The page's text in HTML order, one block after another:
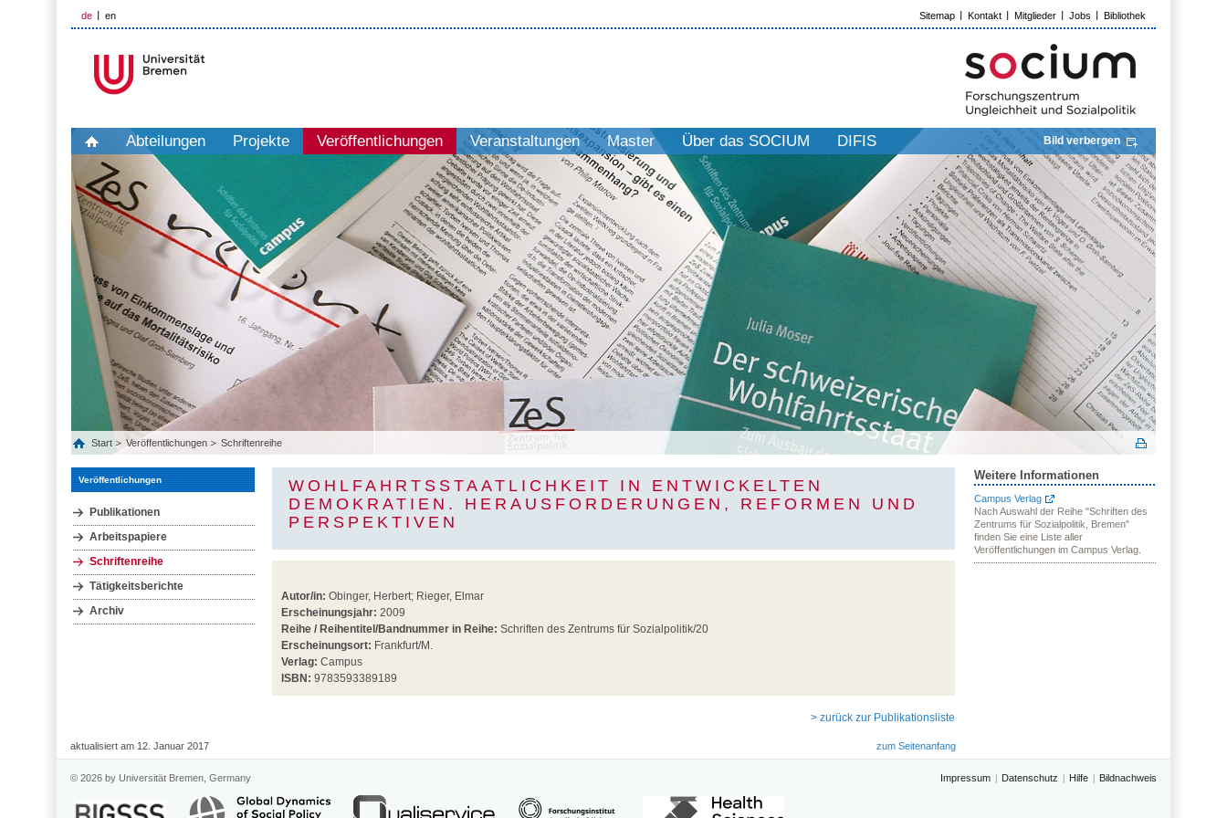
de en Sitemap Kontakt Mitglieder Jobs Bibliothek
Abteilungen Projekte Veröffentlichungen Veranstaltungen Master Über das SOCIUM DIFIS Bild verbergen
Start Veröffentlichungen Schriftenreihe
Veröffentlichungen
Publikationen
Arbeitspapiere
Schriftenreihe
Tätigkeitsberichte
Archiv
WOHLFAHRTSSTAATLICHKEIT IN ENTWICKELTEN
DEMOKRATIEN. HERAUSFORDERUNGEN, REFORMEN UND
PERSPEKTIVEN
Autor/in: Obinger, Herbert; Rieger, Elmar
Erscheinungsjahr: 2009
Reihe / Reihentitel/Bandnummer in Reihe: Schriften des Zentrums für Sozialpolitik/20
Erscheinungsort: Frankfurt/M.
Verlag: Campus
ISBN: 9783593389189
> zurück zur Publikationsliste
Weitere Informationen
Campus Verlag
Nach Auswahl der Reihe "Schriften des
Zentrums für Sozialpolitik, Bremen"
finden Sie eine Liste aller
Veröffentlichungen im Campus Verlag.
aktualisiert am 12. Januar 2017 zum Seitenanfang
© 2026 by Universität Bremen, Germany Impressum Datenschutz Hilfe Bildnachweis